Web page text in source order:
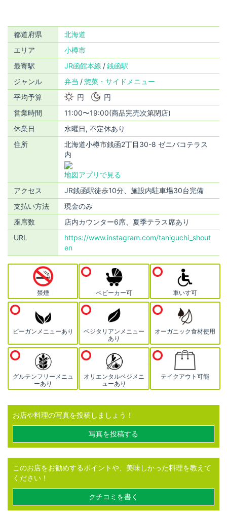
都道府県
北海道
エリア
小樽市
最寄駅
JR函館本線
銭函駅
ジャンル
弁当
惣菜・サイドメニュー
平均予算
円
円
営業時間
11:00〜19:00(商品完売次第閉店)
休業日
水曜日, 不定休あり
住所
北海道小樽市銭函2丁目30-8 ゼニバコテラス
内
地図アプリで見る
アクセス
JR銭函駅徒歩10分、施設内駐車場30台完備
支払い方法
現金のみ
座席数
店内カウンター6席、夏季テラス席あり
URL
https://www.instagram.com/taniguchi_shout
en
禁煙 ベビーカー可 車いす可
ビーガンメニューあり
ベジタリアンメニュー
あり
オーガニック食材使用
グルテンフリーメニュ
ーあり
オリエンタルベジメニ
ューあり
テイクアウト可能
お店や料理の写真を投稿しましょう！
写真を投稿する
このお店をお勧めするポイントや、美味しかった料理を教えて
ください！
クチコミを書く